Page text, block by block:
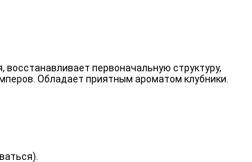
первоначальную структуру,
Обладает приятным ароматом клубники.